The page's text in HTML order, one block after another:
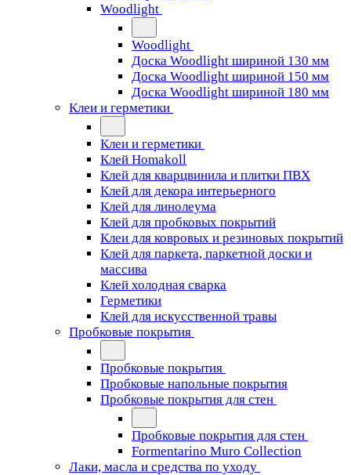
Woodlight
Woodlight
Доска Woodlight шириной 130 мм
Доска Woodlight шириной 150 мм
Доска Woodlight шириной 180 мм
Клеи и герметики
Клеи и герметики
Клей Homakoll
Клей для кварцвинила и плитки ПВХ
Клей для декора интерьерного
Клей для линолеума
Клей для пробковых покрытий
Клеи для ковровых и резиновых покрытий
Клей для паркета, паркетной доски и
массива
Клей холодная сварка
Герметики
Клей для искусственной травы
Пробковые покрытия
Пробковые покрытия
Пробковые напольные покрытия
Пробковые покрытия для стен
Пробковые покрытия для стен
Formentarino Muro Collection
Лаки, масла и средства по уходу